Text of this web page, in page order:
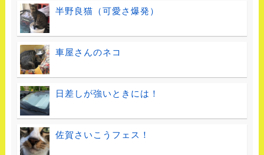
半野良猫（可愛さ爆発）
車屋さんのネコ
日差しが強いときには！
佐賀さいこうフェス！